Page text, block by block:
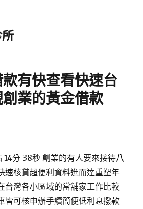
有快查看快速台
業的黃金借款
14分 38秒創業的有人要來接待八
速核貸超便利資料進而達重塑年
台灣各小區域的當舖家工作比較
皆可核申辦手續簡便低利息撥款